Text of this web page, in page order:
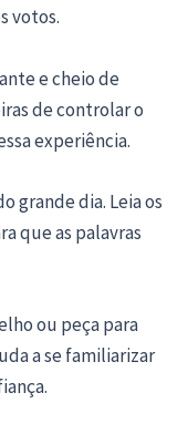
votos.
e cheio de
de controlar o
experiência.
grande dia. Leia os
que as palavras
ou peça para
a se familiarizar